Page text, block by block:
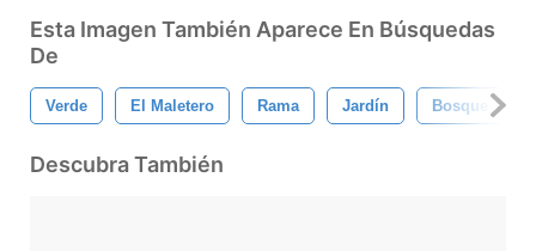
Esta Imagen También Aparece En Búsquedas
De
Verde El Maletero Rama Jardín Bosque
Descubra También